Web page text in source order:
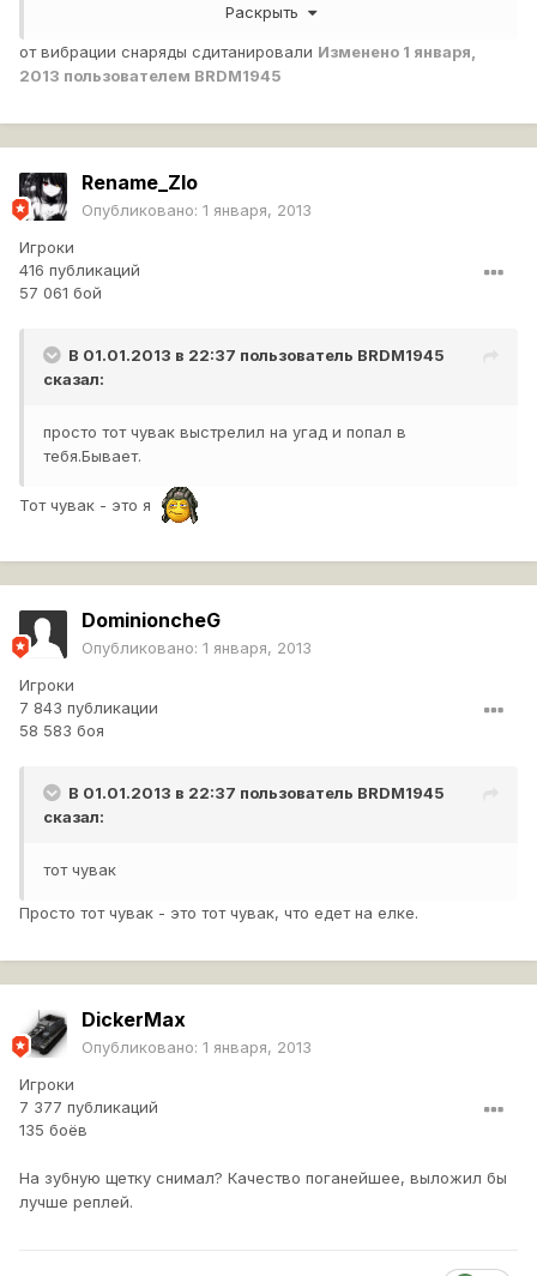
Раскрыть
от вибрации снаряды сдитанировали Изменено 1 января,
2013 пользователем BRDM1945
Rename_Zlo
Опубликовано: 1 января, 2013
Игроки
416 публикаций
57 061 бой
В 01.01.2013 в 22:37 пользователь BRDM1945
сказал:
просто тот чувак выстрелил на угад и попал в
тебя.Бывает.
Тот чувак - это я
DominioncheG
Опубликовано: 1 января, 2013
Игроки
7 843 публикации
58 583 боя
В 01.01.2013 в 22:37 пользователь BRDM1945
сказал:
тот чувак
Просто тот чувак - это тот чувак, что едет на елке.
DickerMax
Опубликовано: 1 января, 2013
Игроки
7 377 публикаций
135 боёв
На зубную щетку снимал? Качество поганейшее, выложил бы
лучше реплей.